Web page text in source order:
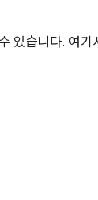
있습니다. 여기